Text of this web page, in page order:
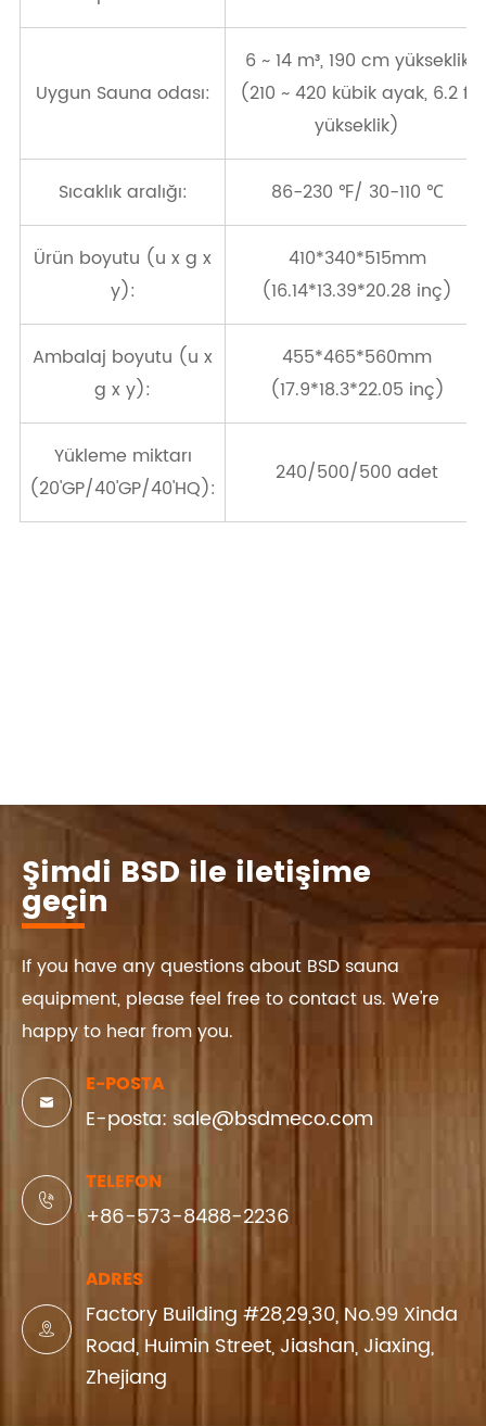
Uygun Sauna odası:
6 ~ 14 m³, 190 cm yükseklik
(210 ~ 420 kübik ayak, 6.2 ft
yükseklik)
Sıcaklık aralığı: 86-230 ℉/ 30-110 ℃
Ürün boyutu (u x g x
y):
410*340*515mm
(16.14*13.39*20.28 inç)
Ambalaj boyutu (u x
g x y):
455*465*560mm
(17.9*18.3*22.05 inç)
Yükleme miktarı
(20'GP/40'GP/40'HQ):
240/500/500 adet
Şimdi BSD ile iletişime
geçin
If you have any questions about BSD sauna
equipment, please feel free to contact us. We're
happy to hear from you.

E-POSTA
E-posta: sale@bsdmeco.com

TELEFON
+86-573-8488-2236

ADRES
Factory Building #28,29,30, No.99 Xinda
Road, Huimin Street, Jiashan, Jiaxing,
Zhejiang